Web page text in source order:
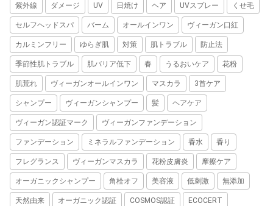
紫外線 ダメージ UV 日焼け ヘア UVスプレー くせ毛
セルフヘッドスパ バーム オールインワン ヴィーガン口紅
カルミンフリー ゆらぎ肌 対策 肌トラブル 防止法
季節性肌トラブル 肌バリア低下 春 うるおいケア 花粉
肌荒れ ヴィーガンオールインワン マスカラ 3首ケア
シャンプー ヴィーガンシャンプー 髪 ヘアケア
ヴィーガン認証マーク ヴィーガンファンデーション
ファンデーション ミネラルファンデーション 香水 香り
フレグランス ヴィーガンマスカラ 花粉皮膚炎 摩擦ケア
オーガニックシャンプー 角栓オフ 美容液 低刺激 無添加
天然由来 オーガニック認証 COSMOS認証 ECOCERT